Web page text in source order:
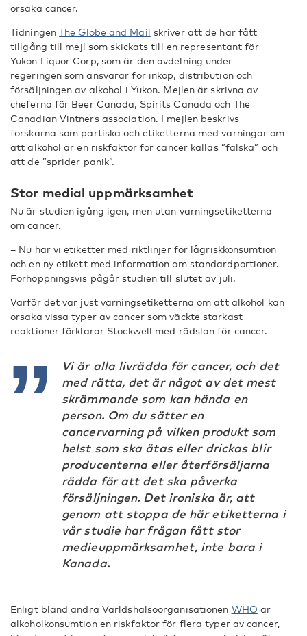
orsaka cancer.
Tidningen The Globe and Mail skriver att de har fått
tillgång till mejl som skickats till en representant för
Yukon Liquor Corp, som är den avdelning under
regeringen som ansvarar för inköp, distribution och
försäljningen av alkohol i Yukon. Mejlen är skrivna av
cheferna för Beer Canada, Spirits Canada och The
Canadian Vintners association. I mejlen beskrivs
forskarna som partiska och etiketterna med varningar om
att alkohol är en riskfaktor för cancer kallas ”falska” och
att de ”sprider panik”.
Stor medial uppmärksamhet
Nu är studien igång igen, men utan varningsetiketterna
om cancer.
– Nu har vi etiketter med riktlinjer för lågriskkonsumtion
och en ny etikett med information om standardportioner.
Förhoppningsvis pågår studien till slutet av juli.
Varför det var just varningsetiketterna om att alkohol kan
orsaka vissa typer av cancer som väckte starkast
reaktioner förklarar Stockwell med rädslan för cancer.
Vi är alla livrädda för cancer, och det
med rätta, det är något av det mest
skrämmande som kan hända en
person. Om du sätter en
cancervarning på vilken produkt som
helst som ska ätas eller drickas blir
producenterna eller återförsäljarna
rädda för att det ska påverka
försäljningen. Det ironiska är, att
genom att stoppa de här etiketterna i
vår studie har frågan fått stor
medieuppmärksamhet, inte bara i
Kanada.
Enligt bland andra Världshälsoorganisationen WHO är
alkoholkonsumtion en riskfaktor för flera typer av cancer,